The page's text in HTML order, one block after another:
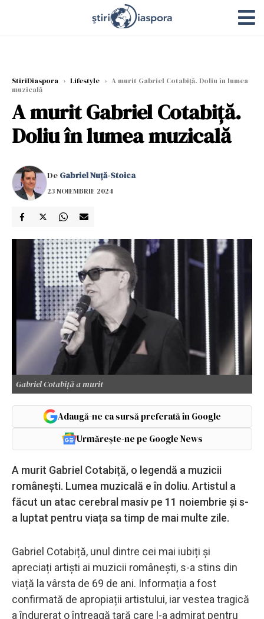
StiriDiaspora › Lifestyle › A murit Gabriel Cotabiță. Doliu în lumea
muzicală
A murit Gabriel Cotabiță.
Doliu în lumea muzicală
De Gabriel Nuță-Stoica
23 NOIEMBRIE 2024
Gabriel Cotabiță a murit
Adaugă-ne ca sursă preferată în Google
Urmărește-ne pe Google News
A murit Gabriel Cotabiță, o legendă a muzicii
românești. Lumea muzicală e în doliu. Artistul a
făcut un atac cerebral masiv pe 11 noiembrie și s-
a luptat pentru viața sa timp de mai multe zile.
Gabriel Cotabiță, unul dintre cei mai iubiți și
apreciați artiști ai muzicii românești, s-a stins din
viață la vârsta de 69 de ani. Informația a fost
confirmată de apropiații artistului, iar vestea tragică
a îndurerat o întreagă țară care l-a admirat pentru